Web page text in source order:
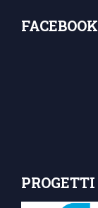
FACEBOOK
PROGETTI